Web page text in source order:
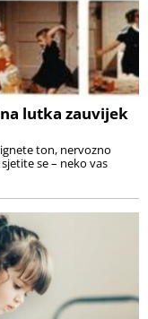
lutka zauvijek
ton, nervozno
se – neko vas